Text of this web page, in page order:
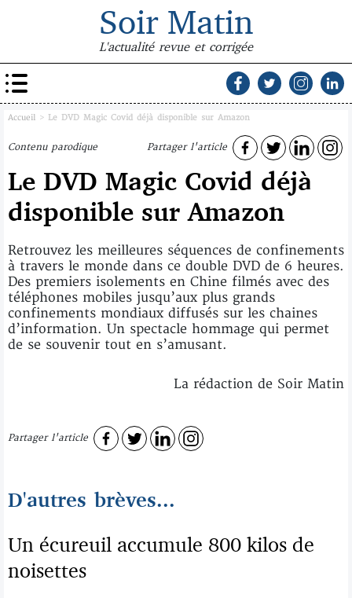
Soir Matin
L'actualité revue et corrigée
Accueil > Le DVD Magic Covid déjà disponible sur Amazon
Contenu parodique Partager l'article
Le DVD Magic Covid déjà
disponible sur Amazon
Retrouvez les meilleures séquences de confinements
à travers le monde dans ce double DVD de 6 heures.
Des premiers isolements en Chine filmés avec des
téléphones mobiles jusqu’aux plus grands
confinements mondiaux diffusés sur les chaines
d’information. Un spectacle hommage qui permet
de se souvenir tout en s’amusant.
La rédaction de Soir Matin
Partager l'article
D'autres brèves...
Un écureuil accumule 800 kilos de
noisettes